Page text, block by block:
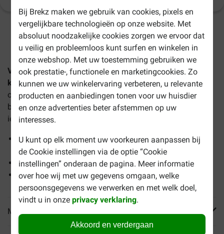
Bij Brekz maken we gebruik van cookies, pixels en
vergelijkbare technologieën op onze website. Met
absoluut noodzakelijke cookies zorgen we ervoor dat
u veilig en probleemloos kunt surfen en winkelen in
onze webshop. Met uw toestemming gebruiken we
ook prestatie-, functionele en marketingcookies. Zo
kunnen we uw winkelervaring verbeteren, u relevante
producten en aanbiedingen tonen voor uw huisdier
en onze advertenties beter afstemmen op uw
interesses.
U kunt op elk moment uw voorkeuren aanpassen bij
de Cookie instellingen via de optie “Cookie
instellingen” onderaan de pagina. Meer informatie
over hoe wij met uw gegevens omgaan, welke
persoonsgegevens we verwerken en met welk doel,
vindt u in onzeprivacy verklaring.
Akkoord en verdergaan
1-3 werkdagen levertijd, tenzij anders aangegeven
Vitakraft Cat Yums combipack met zalm, kaas, lever
kattensnackis een voordelig multipack met
onweerstaanbare traktaties voor uw kat. Eén multipack
bevat 3 verpakkingen van 40 gram. Verwen uw huistijger
iedere dag met een ander kattensnoepje.
Multipack met 3 smaken kattensnacks: zalmsmaak,
kaas en lever
Met antioxidanten
In handige hersluitbare zakjes
Meer informatie